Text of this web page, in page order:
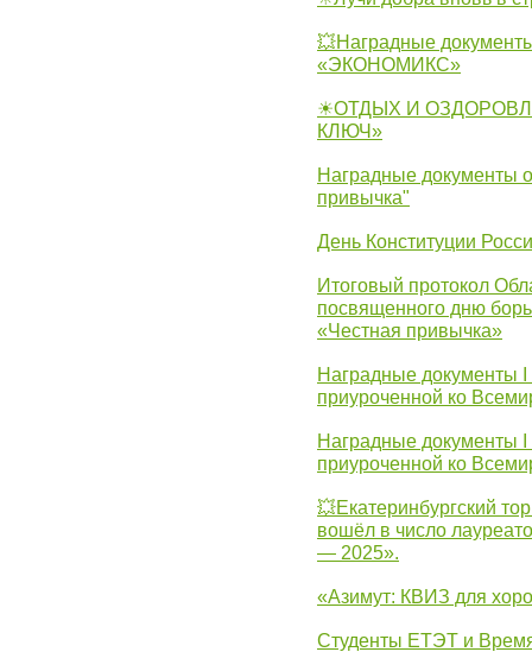
💥Наградные
«ЭКОНОМИКС»
☀ОТДЫХ И
КЛЮЧ»
Наградные документы
привычка"
День Конституции
Итоговый протокол
посвященного дню
«Честная привычка»
Наградные документы
приуроченной ко
Наградные документы
приуроченной ко
💥Екатеринбургский
вошёл в число
— 2025».
«Азимут: КВИЗ для
Студенты ЕТЭТ и